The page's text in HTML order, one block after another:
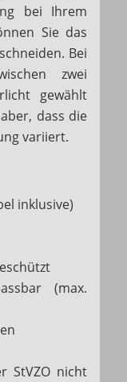
bei Ihrem
Sie das
Bei
zwei
gewählt
dass die
variiert.
inklusive)
(max.
StVZO nicht